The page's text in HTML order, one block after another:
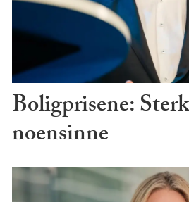
Boligprisene:
noensinne